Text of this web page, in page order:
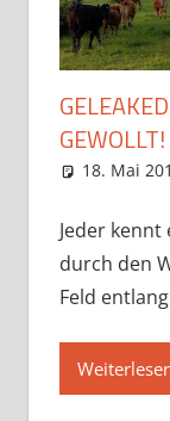
GEWOLLT!
18. Mai
Jeder
durch den
Feld